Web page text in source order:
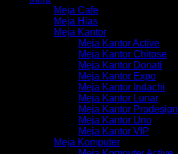
Meja Cafe
Meja Hias
Meja Kantor
Meja Kantor Active
Meja Kantor Chitose
Meja Kantor Donati
Meja Kantor Expo
Meja Kantor Indachi
Meja Kantor Lunar
Meja Kantor Prodesign
Meja Kantor Uno
Meja Kantor VIP
Meja Komputer